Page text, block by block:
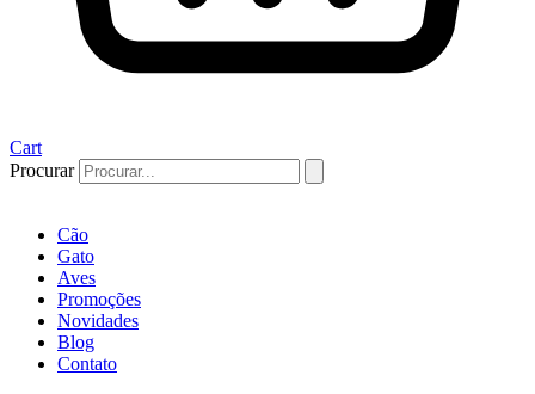
Cart
Procurar
Cão
Gato
Aves
Promoções
Novidades
Blog
Contato